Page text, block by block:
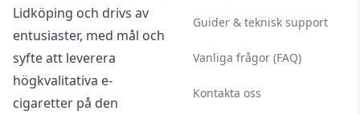
Lidköping och drivs av
entusiaster, med mål och
syfte att leverera
högkvalitativa e-
cigaretter på den
Guider & teknisk support
Vanliga frågor (FAQ)
Kontakta oss